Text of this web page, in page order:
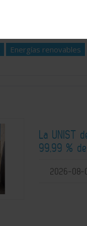
Energías renovables
La UNIST
99,99 %
2026-08-